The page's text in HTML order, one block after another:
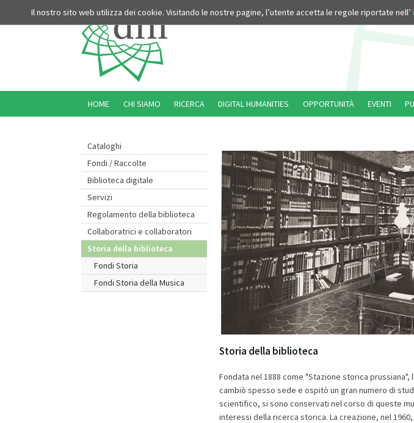
Il nostro sito web utilizza dei cookie. Visitando le nostre pagine, l’utente accetta le regole riportate nell’
Cataloghi
Fondi / Raccolte
Biblioteca digitale
Servizi
Regolamento della biblioteca
Collaboratrici e collaboratori
Storia della biblioteca
Fondi Storia
Fondi Storia della Musica
Storia della biblioteca
Fondata nel 1888 come "Stazione storica
cambiò spesso sede e ospitò un gran numero di
scientifico, si sono conservati nel corso di queste
interessi della ricerca storica. La creazione, nel
HOME CHI SIAMO RICERCA DIGITAL HUMANITIES OPPORTUNITÀ EVENTI